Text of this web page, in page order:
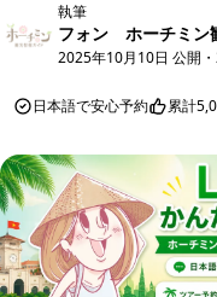
執筆
フォン ホーチミン
2025年10月10日 公開 ・
日本語で安心予約 累計